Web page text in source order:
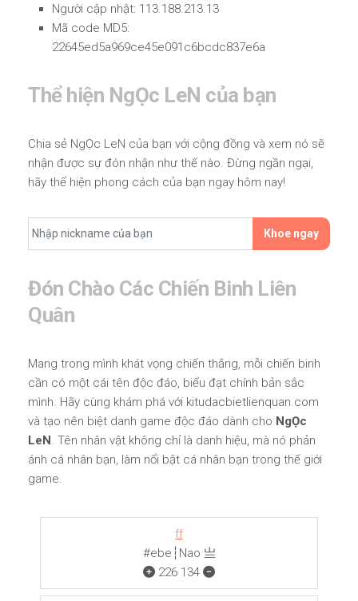
Người cập nhật: 113.188.213.13
Mã code MD5:
22645ed5a969ce45e091c6bcdc837e6a
Thể hiện NgỌc LeN của bạn
Chia sẻ NgỌc LeN của bạn với cộng đồng và xem nó sẽ
nhận được sự đón nhận như thế nào. Đừng ngần ngại,
hãy thể hiện phong cách của bạn ngay hôm nay!
Khoe ngay
Đón Chào Các Chiến Binh Liên
Quân
Mang trong mình khát vọng chiến thắng, mỗi chiến binh
cần có một cái tên độc đáo, biểu đạt chính bản sắc
mình. Hãy cùng khám phá với kitudacbietlienquan.com
và tạo nên biệt danh game độc đáo dành cho NgỌc
LeN. Tên nhân vật không chỉ là danh hiệu, mà nó phản
ánh cá nhân bạn, làm nổi bật cá nhân bạn trong thế giới
game.
ff
#ebe┆Nao 亗
226 134